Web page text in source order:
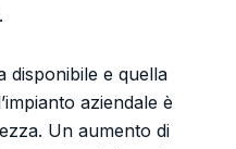
disponibile e quella
aziendale è
Un aumento di